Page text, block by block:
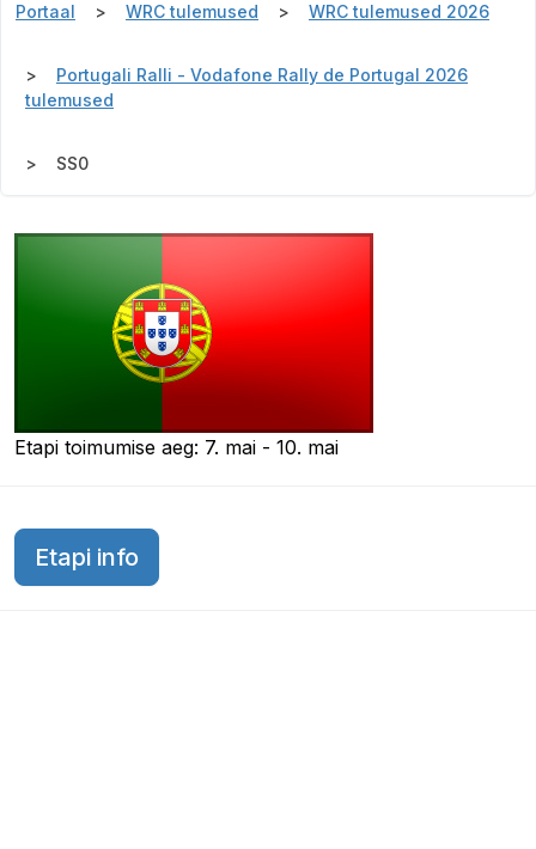
Portaal WRC tulemused WRC tulemused 2026
Portugali Ralli - Vodafone Rally de Portugal 2026
tulemused
SS0
Etapi toimumise aeg: 7. mai - 10. mai
Etapi info